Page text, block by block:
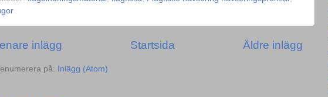
inlägg Äldre inlägg
Startsida
på: Inlägg (Atom)